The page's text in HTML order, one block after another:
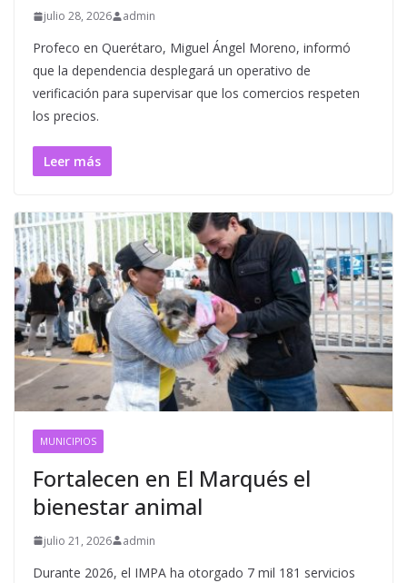
julio 28, 2026 admin
Profeco en Querétaro, Miguel Ángel Moreno, informó
que la dependencia desplegará un operativo de
verificación para supervisar que los comercios respeten
los precios.
Leer más
MUNICIPIOS
Fortalecen en El Marqués el
bienestar animal
julio 21, 2026 admin
Durante 2026, el IMPA ha otorgado 7 mil 181 servicios